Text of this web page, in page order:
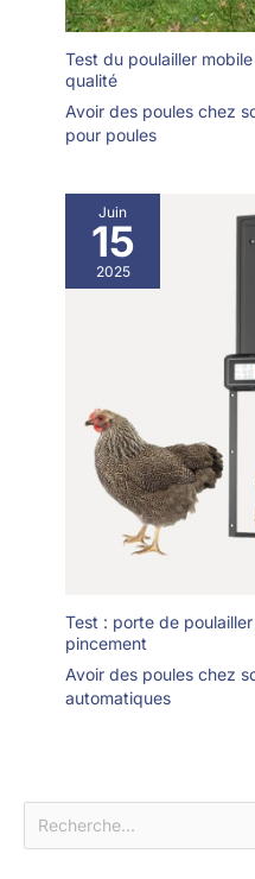
Test du poulailler
qualité
Avoir des poules chez
pour poules
Juin
15
2025
Test : porte de
pincement
Avoir des poules chez
automatiques